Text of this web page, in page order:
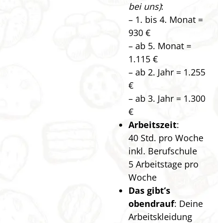
bei uns):
– 1. bis 4. Monat =
930 €
– ab 5. Monat =
1.115 €
– ab 2. Jahr = 1.255
€
– ab 3. Jahr = 1.300
€
Arbeitszeit:
40 Std. pro Woche
inkl. Berufschule
5 Arbeitstage pro
Woche
Das gibt’s
obendrauf: Deine
Arbeitskleidung